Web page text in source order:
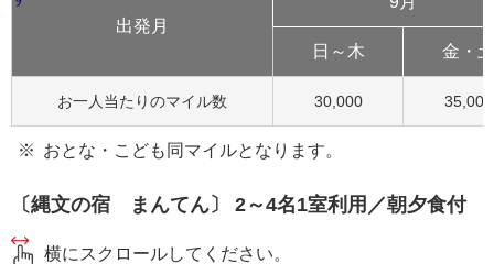
出発月
日～木 金・土
お一人当たりのマイル数 30,000 35,000
おとな・こども同マイルとなります。
〔縄文の宿 まんてん〕 2～4名1室利用／朝夕食付
横にスクロールしてください。